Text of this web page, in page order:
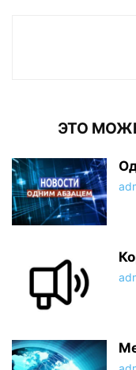
ЭТО